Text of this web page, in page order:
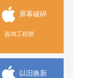
屏幕破碎
咨询工程师
以旧换新